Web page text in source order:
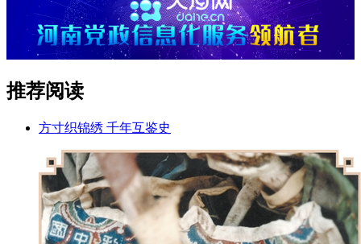
推荐阅读
方寸织锦绣 千年互鉴史